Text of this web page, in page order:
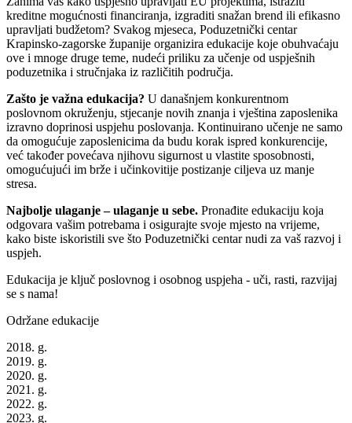
kreditne mogućnosti financiranja, izgraditi snažan brend ili efikasno
upravljati budžetom? Svakog mjeseca, Poduzetnički centar
Krapinsko-zagorske županije organizira edukacije koje obuhvaćaju
ove i mnoge druge teme, nudeći priliku za učenje od uspješnih
poduzetnika i stručnjaka iz različitih područja.
Zašto je važna edukacija? U današnjem konkurentnom
poslovnom okruženju, stjecanje novih znanja i vještina zaposlenika
izravno doprinosi uspjehu poslovanja. Kontinuirano učenje ne samo
da omogućuje zaposlenicima da budu korak ispred konkurencije,
već također povećava njihovu sigurnost u vlastite sposobnosti,
omogućujući im brže i učinkovitije postizanje ciljeva uz manje
stresa.
Najbolje ulaganje – ulaganje u sebe. Pronađite edukaciju koja
odgovara vašim potrebama i osigurajte svoje mjesto na vrijeme,
kako biste iskoristili sve što Poduzetnički centar nudi za vaš razvoj i
uspjeh.
Edukacija je ključ poslovnog i osobnog uspjeha - uči, rasti, razvijaj
se s nama!
Održane edukacije
2018. g.
2019. g.
2020. g.
2021. g.
2022. g.
2023. g.